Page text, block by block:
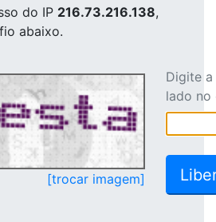
do IP 216.73.216.138,
abaixo.
[trocar imagem]
Digite
lado no